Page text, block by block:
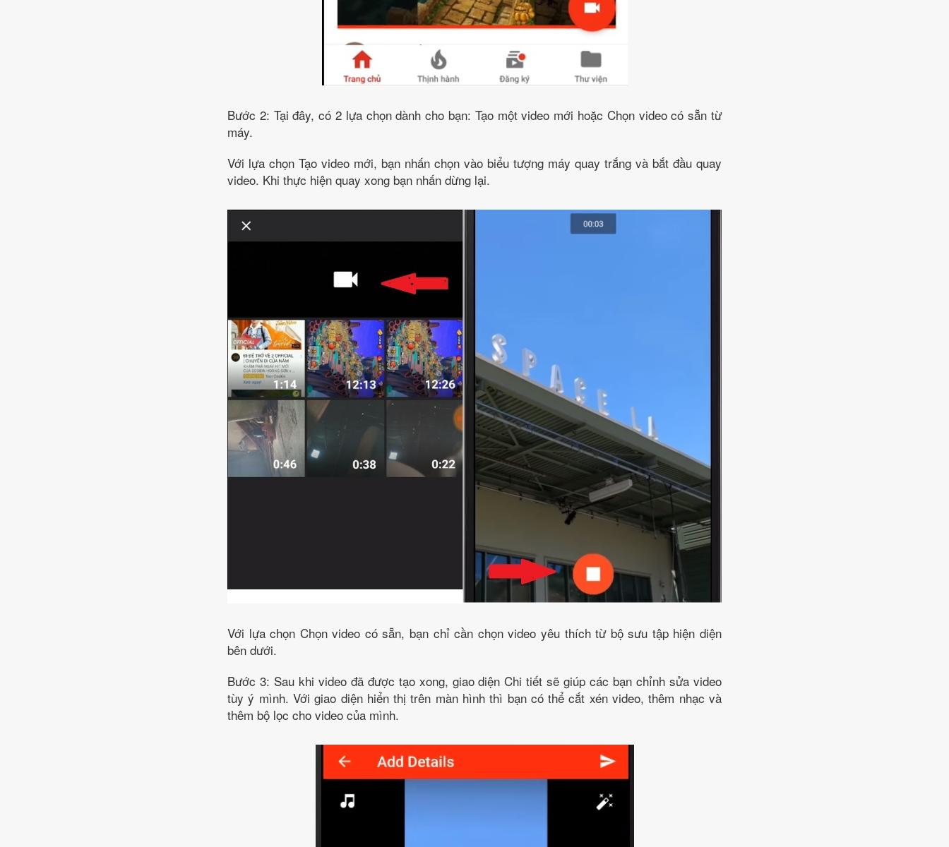
Bước 2: Tại đây, có 2 lựa chọn dành cho bạn: Tạo một video mới hoặc Chọn video có sẵn từ
máy.
Với lựa chọn Tạo video mới, bạn nhấn chọn vào biểu tượng máy quay trắng và bắt đầu quay
video. Khi thực hiện quay xong bạn nhấn dừng lại.
Với lựa chọn Chọn video có sẵn, bạn chỉ cần chọn video yêu thích từ bộ sưu tập hiện diện
bên dưới.
Bước 3: Sau khi video đã được tạo xong, giao diện Chi tiết sẽ giúp các bạn chỉnh sửa video
tùy ý mình. Với giao diện hiển thị trên màn hình thì bạn có thể cắt xén video, thêm nhạc và
thêm bộ lọc cho video của mình.